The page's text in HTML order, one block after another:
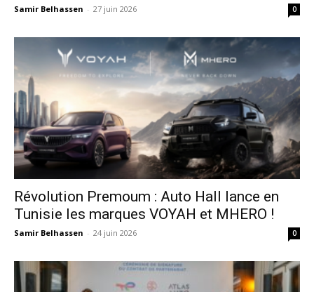
Samir Belhassen - 27 juin 2026 0
Révolution Premoum : Auto Hall lance en
Tunisie les marques VOYAH et MHERO !
Samir Belhassen - 24 juin 2026 0